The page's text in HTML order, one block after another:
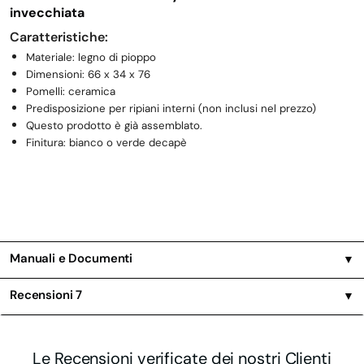
invecchiata
Caratteristiche:
Materiale: legno di pioppo
Dimensioni: 66 x 34 x 76
Pomelli: ceramica
Predisposizione per ripiani interni (non inclusi nel prezzo)
Questo prodotto è già assemblato.
Finitura: bianco o verde decapè
Manuali e Documenti ▼
Recensioni7 ▼
Le Recensioni verificate dei nostri Clienti